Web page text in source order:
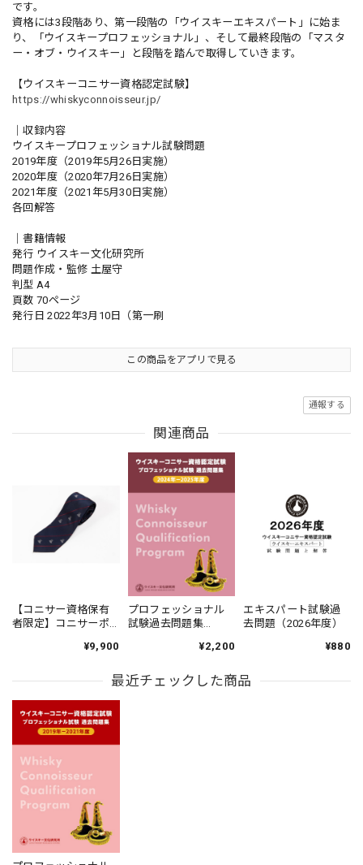
です。
資格には3段階あり、第一段階の「ウイスキーエキスパート」に始ま
り、「ウイスキープロフェッショナル」、そして最終段階の「マスタ
ー・オブ・ウイスキー」と段階を踏んで取得していきます。
【ウイスキーコニサー資格認定試験】
https://whiskyconnoisseur.jp/
｜収録内容
ウイスキープロフェッショナル試験問題
2019年度（2019年5月26日実施）
2020年度（2020年7月26日実施）
2021年度（2021年5月30日実施）
各回解答
｜書籍情報
発行 ウイスキー文化研究所
問題作成・監修 土屋守
判型 A4
頁数 70ページ
発行日 2022年3月10日（第一刷
この商品をアプリで見る
通報する
関連商品
【コニサー資格保有
者限定】コニサーポ
イ（ネイビー）¥9,900
プロフェッショナル
試験過去問題集
¥2,200
エキスパート試験過
去問題（2026年度）
¥880
最近チェックした商品